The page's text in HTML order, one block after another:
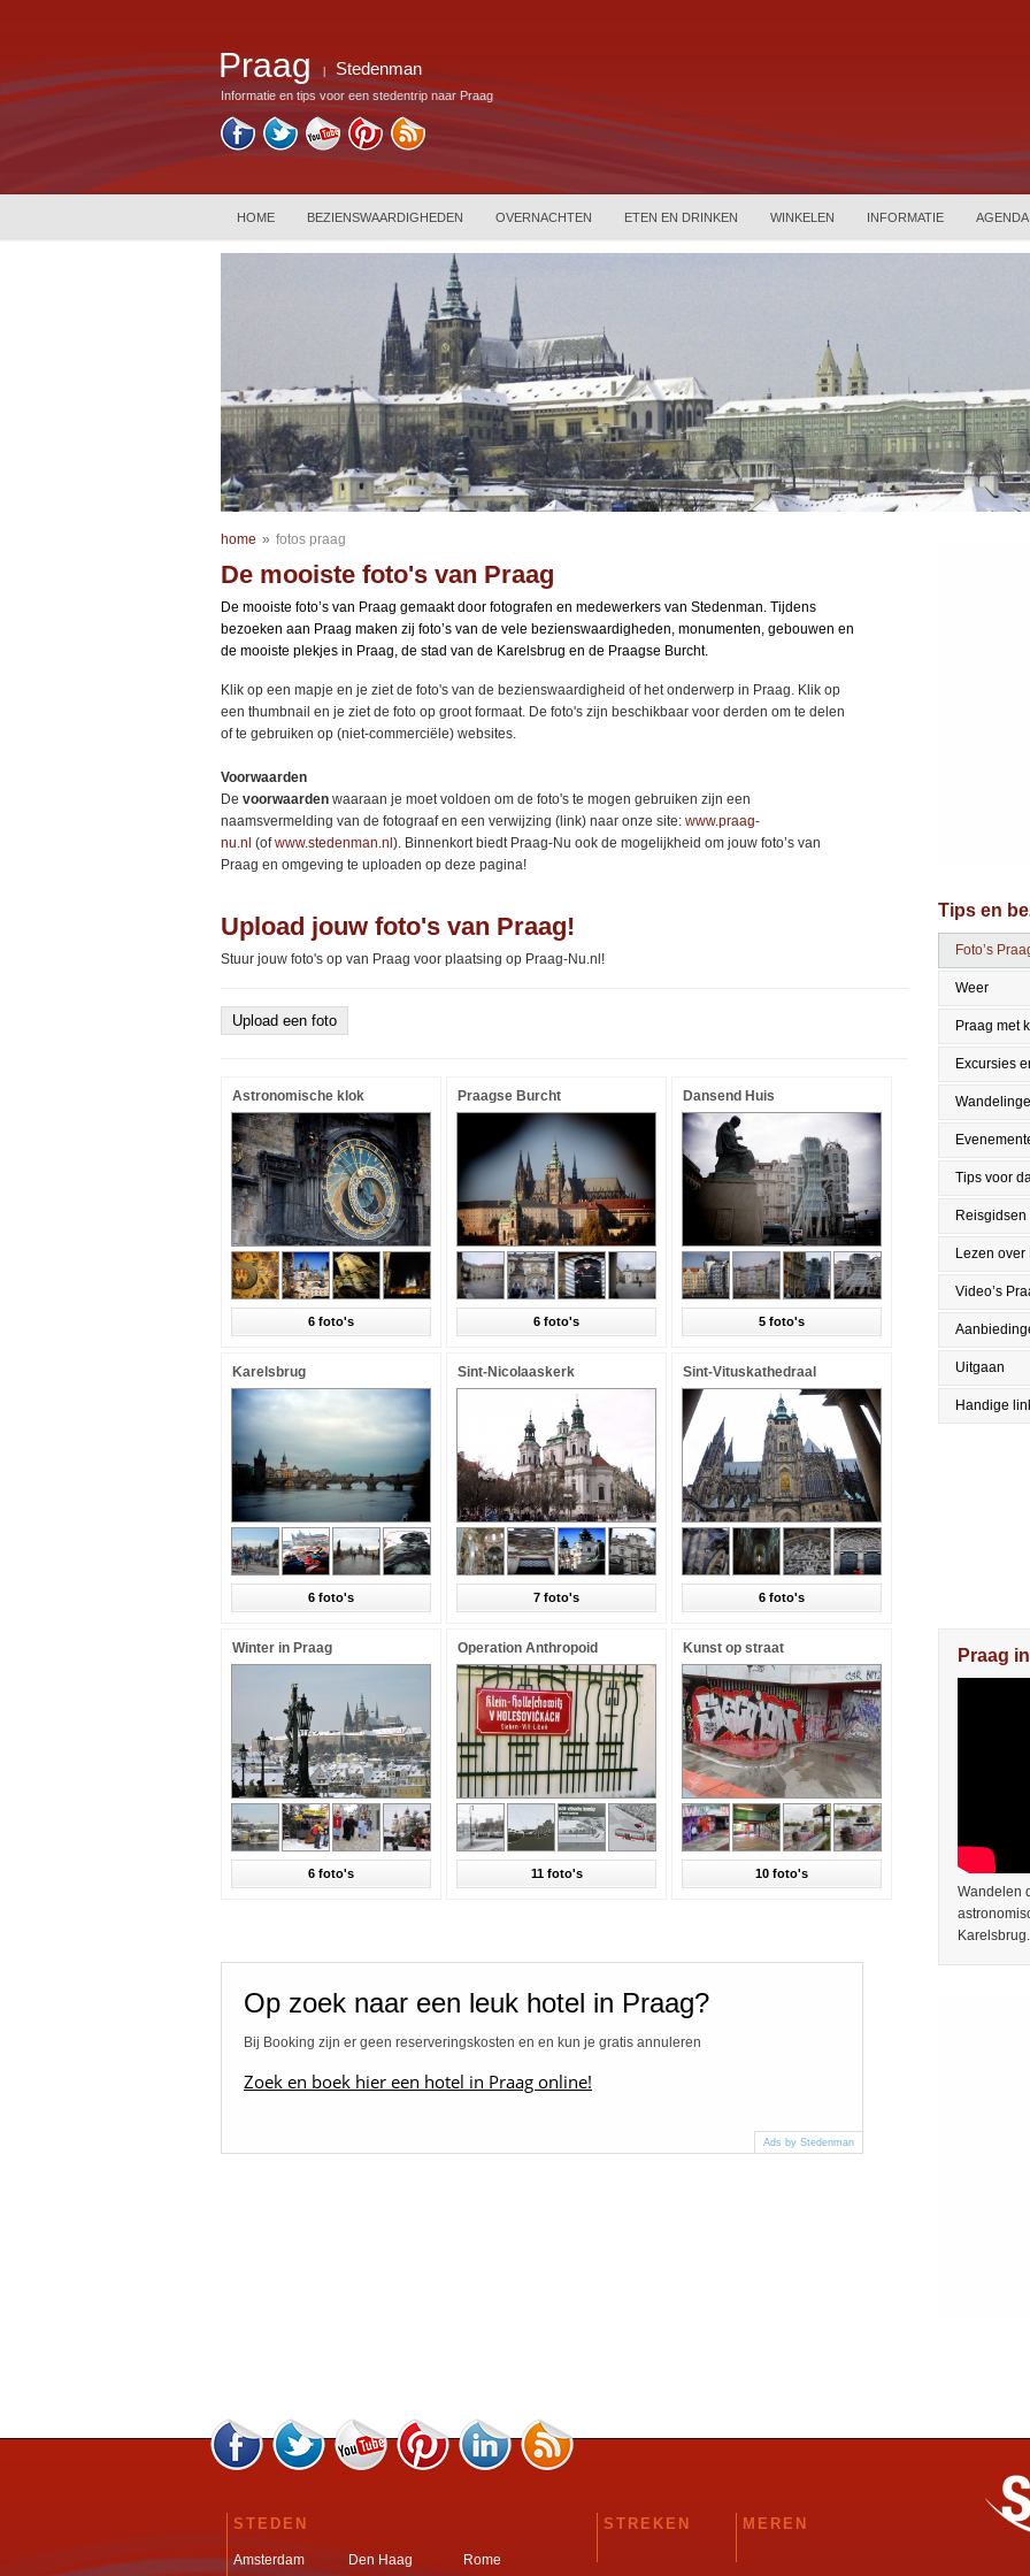
Praag Stedenman
Informatie en tips voor een stedentrip naar Praag
HOME BEZIENSWAARDIGHEDEN OVERNACHTEN ETEN EN DRINKEN WINKELEN INFORMATIE AGENDA
home » fotos praag
De mooiste foto's van Praag
De mooiste foto’s van Praag gemaakt door fotografen en medewerkers van Stedenman. Tijdens
bezoeken aan Praag maken zij foto’s van de vele bezienswaardigheden, monumenten, gebouwen en
de mooiste plekjes in Praag, de stad van de Karelsbrug en de Praagse Burcht.
Klik op een mapje en je ziet de foto's van de bezienswaardigheid of het onderwerp in Praag. Klik op
een thumbnail en je ziet de foto op groot formaat. De foto's zijn beschikbaar voor derden om te delen
of te gebruiken op (niet-commerciële) websites.
Voorwaarden
De voorwaarden waaraan je moet voldoen om de foto's te mogen gebruiken zijn een
naamsvermelding van de fotograaf en een verwijzing (link) naar onze site: www.praag-
nu.nl (ofwww.stedenman.nl ). Binnenkort biedt Praag-Nu ook de mogelijkheid om jouw foto’s van
Praag en omgeving te uploaden op deze pagina!
Upload jouw foto's van Praag!
Stuur jouw foto's op van Praag voor plaatsing op Praag-Nu.nl!
Astronomische klok
6 foto's
Praagse Burcht
6 foto's
Dansend Huis
5 foto's
Karelsbrug
6 foto's
Sint-Nicolaaskerk
7 foto's
Sint-Vituskathedraal
6 foto's
Winter in Praag
6 foto's
Operation Anthropoid
11 foto's
Kunst op straat
10 foto's
Op zoek naar een leuk hotel in Praag?
Bij Booking zijn er geen reserveringskosten en en kun je gratis annuleren
Zoek en boek hier een hotel in Praag online!
Ads by Stedenman
Tips en
Foto’s
Weer
Praag met
Excursies
Tips voor
Reisgidsen
Lezen over
Video’s
Uitgaan
Handige
Praag
Wandelen
Karelsbrug.
STEDEN
Amsterdam
Den Haag
Rome
STREKEN
MEREN